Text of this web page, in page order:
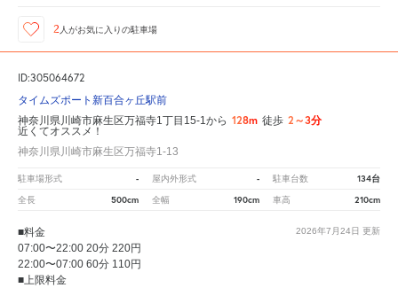
2 人がお気に入りの駐車場
ID:305064672
タイムズポート新百合ヶ丘駅前
神奈川県川崎市麻生区万福寺1丁目15-1から 128m 徒歩 2～3分
近くてオススメ！
神奈川県川崎市麻生区万福寺1-13
駐車場形式 - 屋内外形式 - 駐車台数 134台
全長 500cm 全幅 190cm 車高 210cm
2026年7月24日 更新
■料金
07:00〜22:00 20分 220円
22:00〜07:00 60分 110円
■上限料金